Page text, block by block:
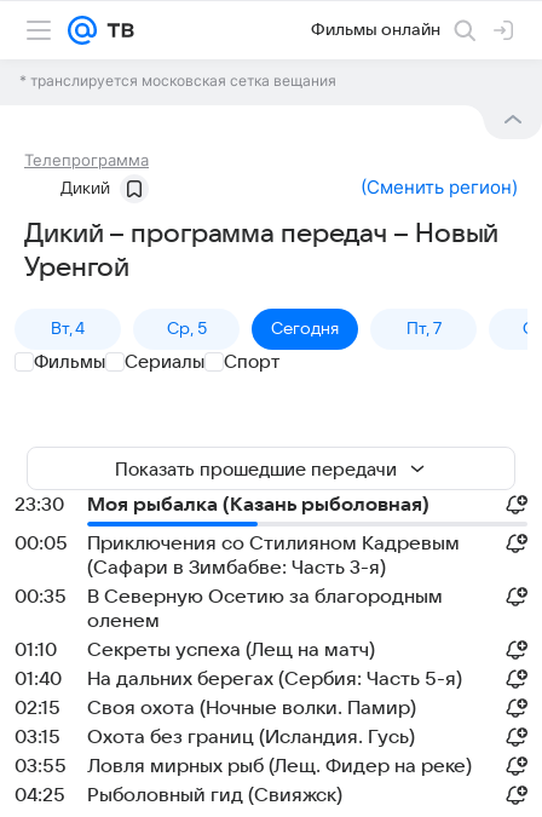
Фильмы онлайн
* транслируется московская сетка вещания
Телепрограмма
Дикий (Сменить регион)
Дикий – программа передач – Новый
Уренгой
Вт, 4 Ср, 5 Сегодня Пт, 7
Фильмы Сериалы Спорт
Показать прошедшие передачи
23:30
Моя рыбалка (Казань рыболовная)
00:05
Приключения со Стилияном Кадревым
(Сафари в Зимбабве: Часть 3-я)
00:35
В Северную Осетию за благородным
оленем
01:10
Секреты успеха (Лещ на матч)
01:40
На дальних берегах (Сербия: Часть 5-я)
02:15
Своя охота (Ночные волки. Памир)
03:15
Охота без границ (Исландия. Гусь)
03:55
Ловля мирных рыб (Лещ. Фидер на реке)
04:25
Рыболовный гид (Свияжск)